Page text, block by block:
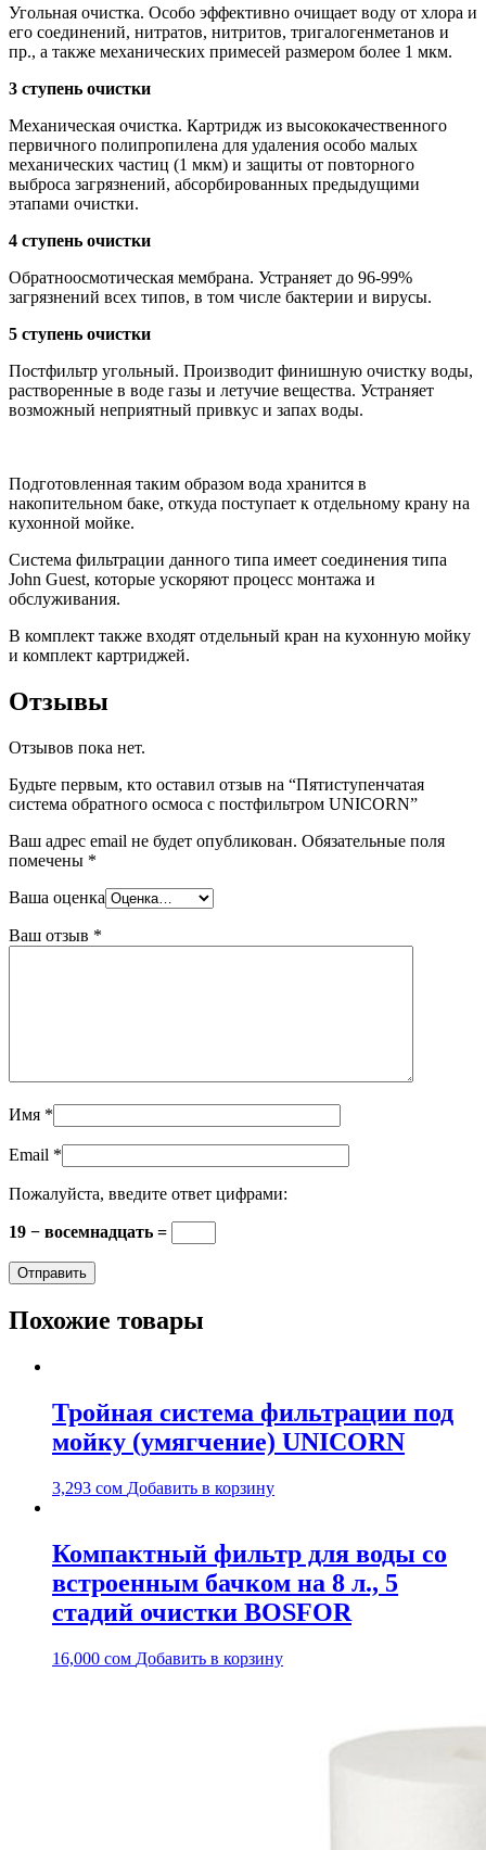
Угольная очистка. Особо эффективно очищает воду от хлора и
его соединений, нитратов, нитритов, тригалогенметанов и
пр., а также механических примесей размером более 1 мкм.
3 ступень очистки
Механическая очистка. Картридж из высококачественного
первичного полипропилена для удаления особо малых
механических частиц (1 мкм) и защиты от повторного
выброса загрязнений, абсорбированных предыдущими
этапами очистки.
4 ступень очистки
Обратноосмотическая мембрана. Устраняет до 96-99%
загрязнений всех типов, в том числе бактерии и вирусы.
5 ступень очистки
Постфильтр угольный. Производит финишную очистку воды,
растворенные в воде газы и летучие вещества. Устраняет
возможный неприятный привкус и запах воды.
Подготовленная таким образом вода хранится в
накопительном баке, откуда поступает к отдельному крану на
кухонной мойке.
Система фильтрации данного типа имеет соединения типа
John Guest, которые ускоряют процесс монтажа и
обслуживания.
В комплект также входят отдельный кран на кухонную мойку
и комплект картриджей.
Отзывы
Отзывов пока нет.
Будьте первым, кто оставил отзыв на “Пятиступенчатая
система обратного осмоса c постфильтром UNICORN”
Ваш адрес email не будет опубликован. Обязательные поля
помечены *
Ваша оценка
Ваш отзыв *
Имя *
Email *
Пожалуйста, введите ответ цифрами:
19 − восемнадцать =
Похожие товары
Тройная система фильтрации под
мойку (умягчение) UNICORN
3,293 сом Добавить в корзину
Компактный фильтр для воды со
встроенным бачком на 8 л., 5
стадий очистки BOSFOR
16,000 сом Добавить в корзину